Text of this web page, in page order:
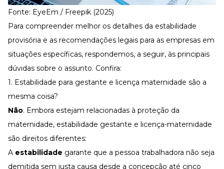
Fonte: EyeEm / Freepik (2025)
Para compreender melhor os detalhes da estabilidade
provisória e as recomendações legais para as empresas em
situações específicas, respondemos, a seguir, às principais
dúvidas sobre o assunto. Confira:
1. Estabilidade para gestante e licença maternidade são a
mesma coisa?
Não. Embora estejam relacionadas à proteção da
maternidade, estabilidade gestante e licença-maternidade
são direitos diferentes:
A estabilidade garante que a pessoa trabalhadora não seja
demitida sem justa causa desde a concepção até cinco